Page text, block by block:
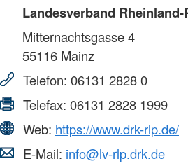
Landesverband Rheinland-
Mitternachtsgasse 4
55116 Mainz
Telefon: 06131 2828 0
Telefax: 06131 2828 1999
Web: https://www.drk-rlp.de/
E-Mail: info@lv-rlp.drk.de